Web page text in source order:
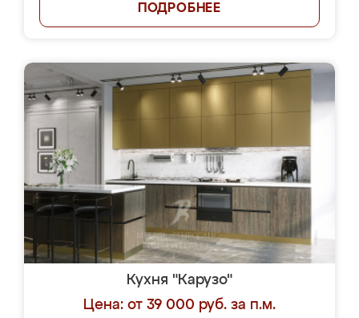
ПОДРОБНЕЕ
Кухня "Карузо"
Цена: от 39 000 руб. за п.м.